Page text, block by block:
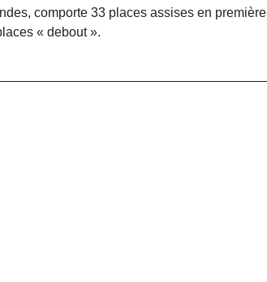
comporte 33 places assises en première
« debout ».